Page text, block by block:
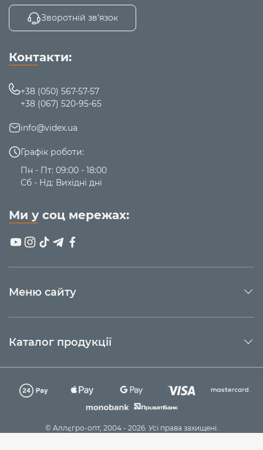
Зворотній зв’язок
Меню сайту
Каталог продукції
Контакти:
+38 (050) 567-57-57
+38 (067) 520-95-65
info@videx.ua
Графік роботи:
Пн - Пт: 09:00 - 18:00
Сб - Нд: Вихідні дні
Ми у соц мережах:
© Аллєгро-опт, 2004 - 2026. Усі права захищені.